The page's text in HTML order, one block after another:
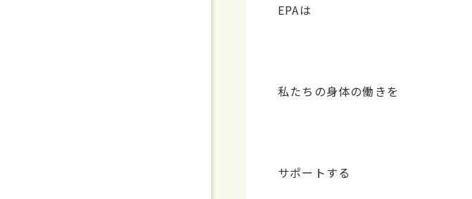
EPAは
私たちの身体の働きを
サポートする